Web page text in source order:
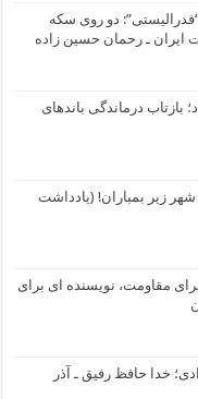
دو روی سکه
ایران ـ رحمان حسین زاده
بازتاب درماندگی باندهای
زیر بمباران! (یادداشت
مقاومت، نویسنده ای برای
خدا حافظ رفیق ـ آذر